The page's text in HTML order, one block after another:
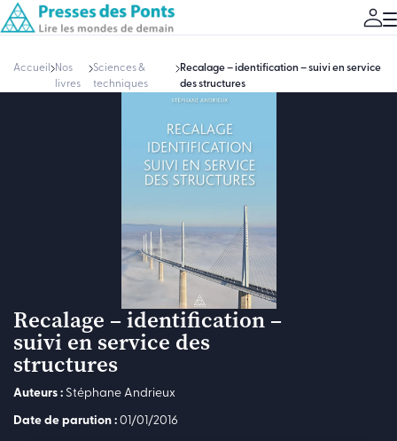
Accueil
Nos
livres
Sciences &
techniques
Recalage – identification – suivi en service
des structures
Recalage – identification –
suivi en service des
structures
Auteurs : Stéphane Andrieux
Date de parution : 01/01/2016